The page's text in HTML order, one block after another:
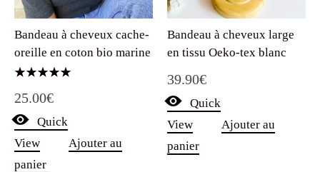
Bandeau à cheveux cache-
oreille en coton bio marine
5.00
sur 5
25.00€
Quick
View
Ajouter au
panier
Bandeau à cheveux large
en tissu Oeko-tex blanc
39.90€
Quick
View
Ajouter au
panier